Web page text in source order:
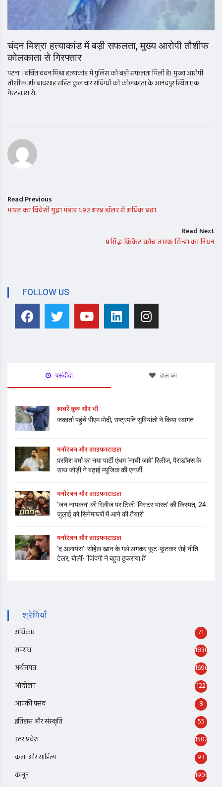
चंदन मिश्रा हत्याकांड में बड़ी सफलता, मुख्य आरोपी तौशीफ
कोलकाता से गिरफ्तार
पटना । चर्चित चंदन मिश्रा हत्याकांड में पुलिस को बड़ी सफलता मिली है। मुख्य आरोपी
तौशीफ उर्फ बादशाह सहित कुल चार संदिग्धों को कोलकाता के आनंदपुर स्थित एक
गेस्टहाउस से...
Read Previous
भारत का विदेशी मुद्रा भंडार 1.92 अरब डॉलर से अधिक बढ़ा
Read Next
प्रसिद्ध क्रिकेट कोच तारक सिन्हा का निधन
FOLLOW US
पसंदीदा हाल का
ख़बरें कुछ और भी
जकार्ता पहुंचे पीएम मोदी, राष्ट्रपति सुबियांतो ने किया स्वागत
मनोरंजन और लाइफस्टाइल
परमिश वर्मा का नया पार्टी एंथम ‘नाची जावे’ रिलीज, पैराडॉक्स के
साथ जोड़ी ने बढ़ाई म्यूजिक की एनर्जी
मनोरंजन और लाइफस्टाइल
‘जन नायकन’ की रिलीज पर टिकी ‘मिस्टर भारत’ की किस्मत, 24
जुलाई को सिनेमाघरों में आने की तैयारी
मनोरंजन और लाइफस्टाइल
‘द अलायंस’: सोहेल खान के गले लगकर फूट-फूटकर रोईं नीति
टेलर, बोलीं- ‘जिंदगी ने बहुत ठुकराया है’
श्रेणियाँ
अधिकार
71
अपराध
1830
अर्थजगत
1696
आंदोलन
122
आपकी पसंद
8
इतिहास और संस्कृति
55
उत्तर प्रदेश
1502
कला और साहित्य
93
कानून
1908